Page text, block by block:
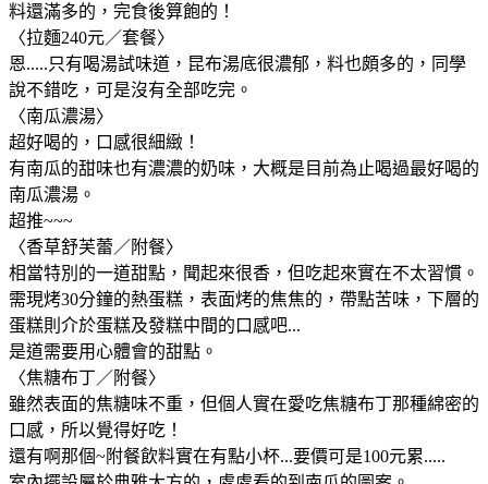
料還滿多的，完食後算飽的！
〈拉麵240元／套餐〉
恩.....只有喝湯試味道，昆布湯底很濃郁，料也頗多的，同學
說不錯吃，可是沒有全部吃完。
〈南瓜濃湯〉
超好喝的，口感很細緻！
有南瓜的甜味也有濃濃的奶味，大概是目前為止喝過最好喝的
南瓜濃湯。
超推~~~
〈香草舒芙蕾／附餐〉
相當特別的一道甜點，聞起來很香，但吃起來實在不太習慣。
需現烤30分鐘的熱蛋糕，表面烤的焦焦的，帶點苦味，下層的
蛋糕則介於蛋糕及發糕中間的口感吧...
是道需要用心體會的甜點。
〈焦糖布丁／附餐〉
雖然表面的焦糖味不重，但個人實在愛吃焦糖布丁那種綿密的
口感，所以覺得好吃！
還有啊那個~附餐飲料實在有點小杯...要價可是100元累.....